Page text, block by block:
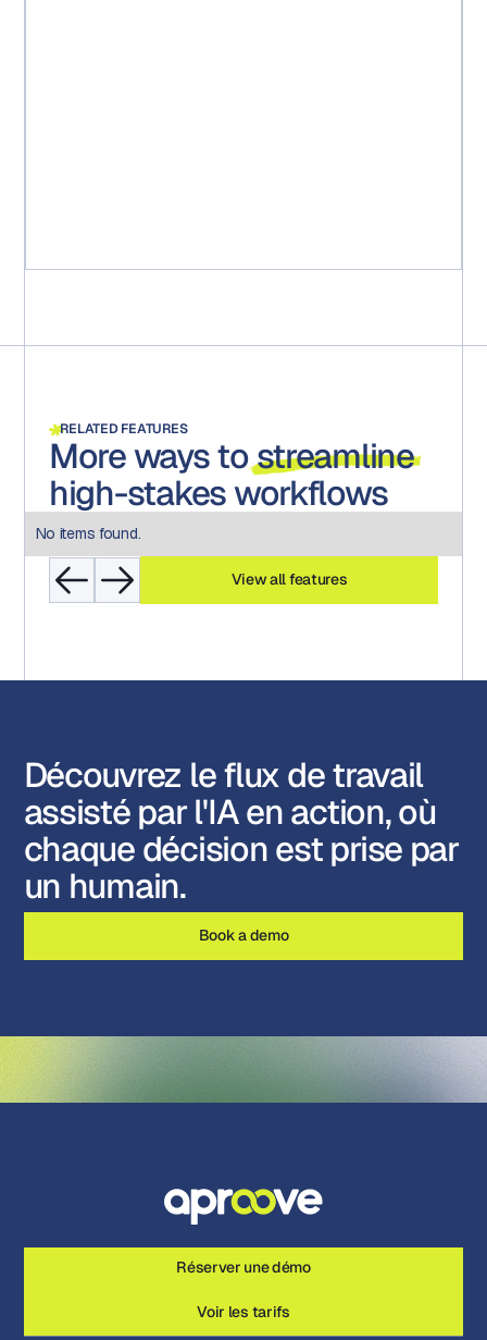
RELATED FEATURES
More ways tostreamline
high-stakes workflows
No items found.
View all features
Découvrez le flux de travail
assisté par l'IA en action, où
chaque décision est prise par
un humain.
Book a demo
Réserver une démo
Voir les tarifs